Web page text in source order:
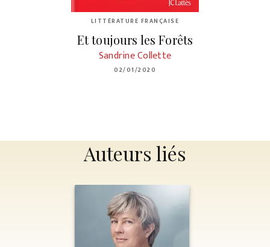
LITTÉRATURE FRANÇAISE
Et toujours les Forêts
Sandrine Collette
02/01/2020
Auteurs liés